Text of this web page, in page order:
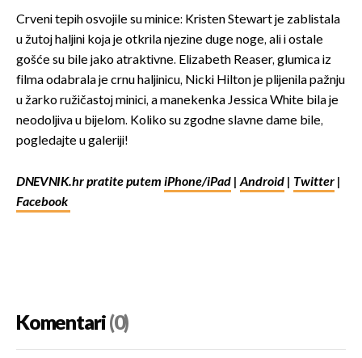
Crveni tepih osvojile su minice: Kristen Stewart je zablistala
u žutoj haljini koja je otkrila njezine duge noge, ali i ostale
gošće su bile jako atraktivne. Elizabeth Reaser, glumica iz
filma odabrala je crnu haljinicu, Nicki Hilton je plijenila pažnju
u žarko ružičastoj minici, a manekenka Jessica White bila je
neodoljiva u bijelom. Koliko su zgodne slavne dame bile,
pogledajte u galeriji!
DNEVNIK.hr pratite putem iPhone/iPad |Android | Twitter |
Facebook
Komentari(0)